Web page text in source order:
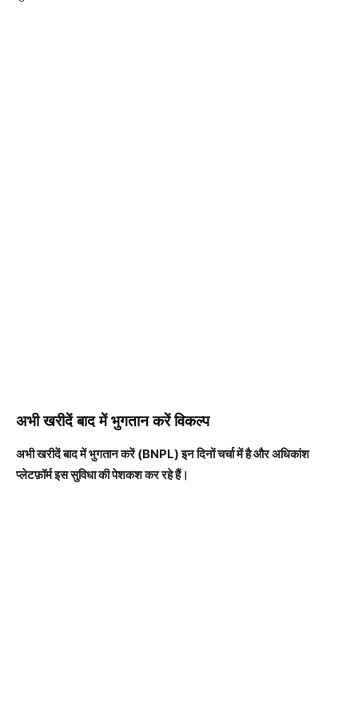
अभी खरीदें बाद में भुगतान करें विकल्प
अभी खरीदें बाद में भुगतान करें (BNPL) इन दिनों चर्चा में है और अधिकांश
प्लेटफ़ॉर्म इस सुविधा की पेशकश कर रहे हैं।